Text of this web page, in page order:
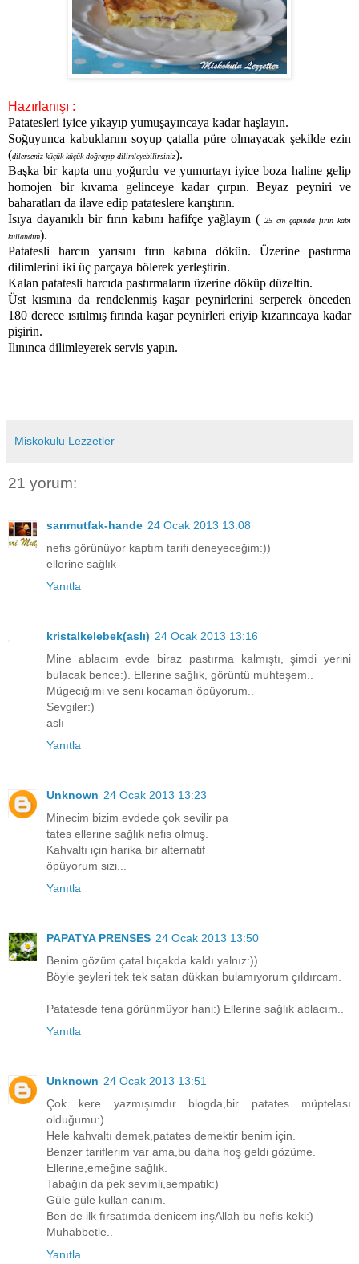
Hazırlanışı :
Patatesleri iyice yıkayıp yumuşayıncaya kadar haşlayın.
Soğuyunca kabuklarını soyup çatalla püre olmayacak şekilde ezin
(dilerseniz küçük küçük doğrayıp dilimleyebilirsiniz).
Başka bir kapta unu yoğurdu ve yumurtayı iyice boza haline gelip
homojen bir kıvama gelinceye kadar çırpın. Beyaz peyniri ve
baharatları da ilave edip patateslere karıştırın.
Isıya dayanıklı bir fırın kabını hafifçe yağlayın ( 25 cm çapında fırın kabı
kullandım).
Patatesli harcın yarısını fırın kabına dökün. Üzerine pastırma
dilimlerini iki üç parçaya bölerek yerleştirin.
Kalan patatesli harcıda pastırmaların üzerine döküp düzeltin.
Üst kısmına da rendelenmiş kaşar peynirlerini serperek önceden
180 derece ısıtılmış fırında kaşar peynirleri eriyip kızarıncaya kadar
pişirin.
Ilınınca dilimleyerek servis yapın.
Miskokulu Lezzetler
21 yorum:
sarımutfak-hande 24 Ocak 2013 13:08
nefis görünüyor kaptım tarifi deneyeceğim:))
ellerine sağlık
Yanıtla
kristalkelebek(aslı) 24 Ocak 2013 13:16
Mine ablacım evde biraz pastırma kalmıştı, şimdi yerini
bulacak bence:). Ellerine sağlık, görüntü muhteşem..
Mügeciğimi ve seni kocaman öpüyorum..
Sevgiler:)
aslı
Yanıtla
Unknown 24 Ocak 2013 13:23
Minecim bizim evdede çok sevilir pa
tates ellerine sağlık nefis olmuş.
Kahvaltı için harika bir alternatif
öpüyorum sizi...
Yanıtla
PAPATYA PRENSES 24 Ocak 2013 13:50
Benim gözüm çatal bıçakda kaldı yalnız:))
Böyle şeyleri tek tek satan dükkan bulamıyorum çıldırcam.
Patatesde fena görünmüyor hani:) Ellerine sağlık ablacım..
Yanıtla
Unknown 24 Ocak 2013 13:51
Çok kere yazmışımdır blogda,bir patates müptelası
olduğumu:)
Hele kahvaltı demek,patates demektir benim için.
Benzer tariflerim var ama,bu daha hoş geldi gözüme.
Ellerine,emeğine sağlık.
Tabağın da pek sevimli,sempatik:)
Güle güle kullan canım.
Ben de ilk fırsatımda denicem inşAllah bu nefis keki:)
Muhabbetle..
Yanıtla